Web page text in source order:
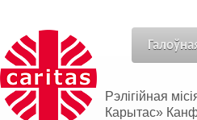
Рэлігійная
Карытас»